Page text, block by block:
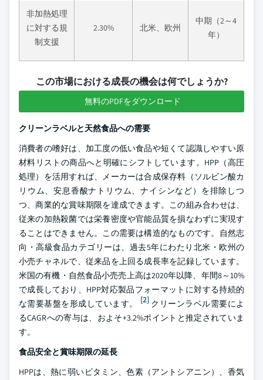
非加熱処理
に対する規
制支援
2.30% 北米、欧州
中期（2～4
年）
この市場における成長の機会は何でしょうか?
無料のPDFをダウンロード
クリーンラベルと天然食品への需要
消費者の嗜好は、加工度の低い食品や短くて認識しやすい原
材料リストの商品へと明確にシフトしています。HPP（高圧
処理）を活用すれば、メーカーは合成保存料（ソルビン酸カ
リウム、安息香酸ナトリウム、ナイシンなど）を排除しつ
つ、商業的な賞味期限を達成できます。この組み合わせは、
従来の加熱殺菌では栄養密度や官能品質を損なわずに実現す
ることはできません。この需要は構造的なものです。自然志
向・高級食品カテゴリーは、過去5年にわたり北米・欧州の
小売チャネルで、従来品を上回る成長率を記録しています。
米国の有機・自然食品小売売上高は2020年以降、年間8～10%
で成長しており、HPP対応製品フォーマットに対する持続的
な需要基盤を形成しています。
[2]クリーンラベル需要によ
るCAGRへの寄与は、およそ+3.2%ポイントと推定されていま
す。
食品安全と賞味期限の延長
HPPは、熱に弱いビタミン、色素（アントシアニン）、香気